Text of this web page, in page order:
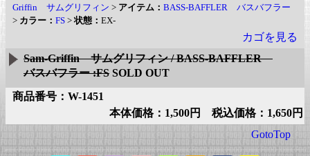
Griffin サムグリフィン > アイテム： BASS-BAFFLER バスバフラー
> カラー： FS >状態： EX-
カゴを見る
Sam-Griffin サムグリフィン / BASS-BAFFLER
バスバフラー :FS SOLD OUT
商品番号：W-1451
本体価格：1,500円 税込価格：1,650円
GotoTop